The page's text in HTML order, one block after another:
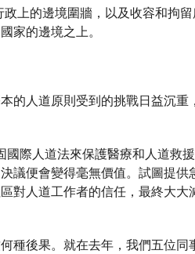
上的邊境圍牆，以及收容和拘
家的邊境之上。
的人道原則受到的挑戰日益沉重
際人道法來保護醫療和人道救
議便會變得毫無價值。試圖提供
對人道工作者的信任，最終大大
種後果。就在去年，我們五位同